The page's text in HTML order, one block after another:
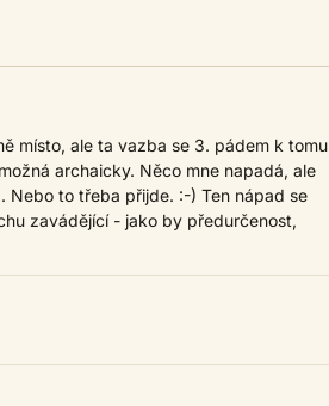
místo, ale ta vazba se 3. pádem k tomu
archaicky. Něco mne napadá, ale
Nebo to třeba přijde. :-) Ten nápad se
zavádějící - jako by předurčenost,